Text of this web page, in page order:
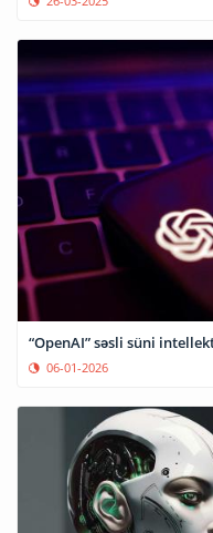
“OpenAI” səsli süni
06-01-2026